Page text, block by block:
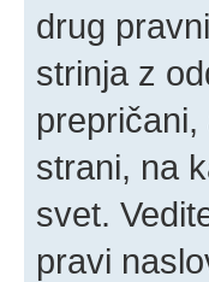
drug
strinja z
strani, na
svet.
pravi